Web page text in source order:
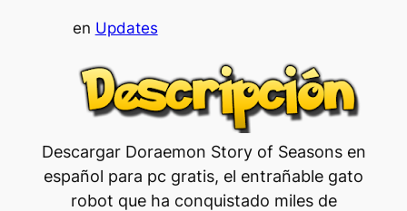
en Updates
Descargar Doraemon Story of Seasons en
español para pc gratis, el entrañable gato
robot que ha conquistado miles de